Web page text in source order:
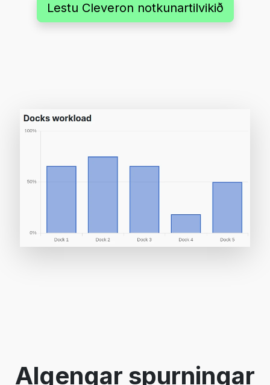
Lestu Cleveron notkunartilvikið
Algengar spurningar